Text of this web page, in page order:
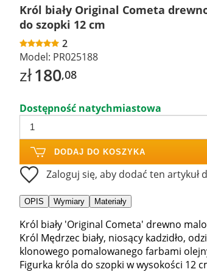
Król biały Original Cometa
do szopki 12 cm
2
Model: PR025188
zł180,08
Dostępność natychmiastowa
DODAJ DO KOSZYKA
Zaloguj się, aby dodać ten artykuł
OPIS Wymiary Materiały
Król biały 'Original Cometa' drewno
Król Mędrzec biały, niosący kadzidło,
klonowego pomalowanego farbami
Figurka króla do szopki w wysokości 12